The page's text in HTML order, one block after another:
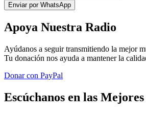
Enviar por WhatsApp
Apoya Nuestra Radio
Ayúdanos a seguir transmitiendo la mejor
Tu donación nos ayuda a mantener la
Donar con PayPal
Escúchanos en las